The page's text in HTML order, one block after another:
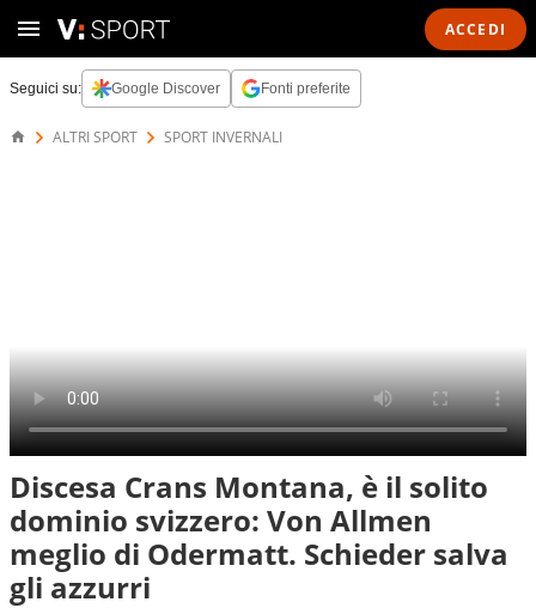
ACCEDI
Seguici su: Google Discover Fonti preferite
ALTRI SPORT SPORT INVERNALI
Discesa Crans Montana, è il solito
dominio svizzero: Von Allmen
meglio di Odermatt. Schieder salva
gli azzurri